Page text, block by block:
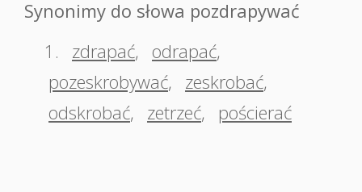
Synonimy do słowa pozdrapywać
1.
zdrapać, odrapać,
pozeskrobywać, zeskrobać,
odskrobać, zetrzeć, pościerać